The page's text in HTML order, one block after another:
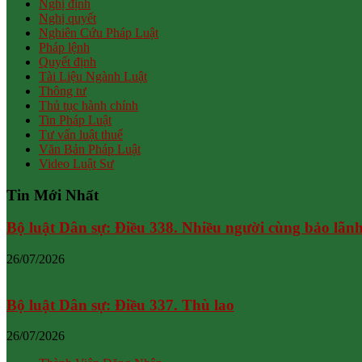
Nghị định
Nghị quyết
Nghiên Cứu Pháp Luật
Pháp lệnh
Quyết định
Tài Liệu Ngành Luật
Thông tư
Thủ tục hành chính
Tin Pháp Luật
Tư vấn luật thuế
Văn Bản Pháp Luật
Video Luật Sư
Tin Mới Nhất
Bộ luật Dân sự: Điều 338. Nhiều người cùng bảo
26/07/2026
Bộ luật Dân sự: Điều 337. Thù lao
26/07/2026